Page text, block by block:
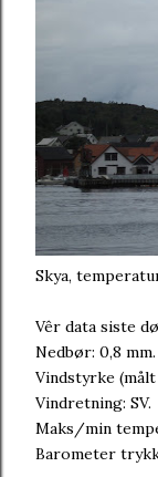
Skya,
Vêr data siste
Nedbør: 0,8 mm.
Vindstyrke (målt
Vindretning: SV.
Maks/min
Barometer